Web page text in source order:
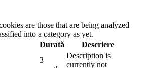
are those that are being analyzed
into a category as yet.
Durată Descriere
3
Description is
currently not